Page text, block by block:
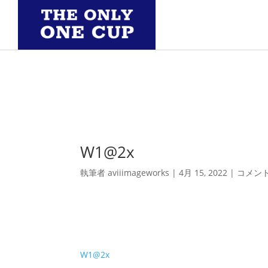
W1@2x
執筆者aviiimageworks |4月 15, 2022 | コメン
W1@2x